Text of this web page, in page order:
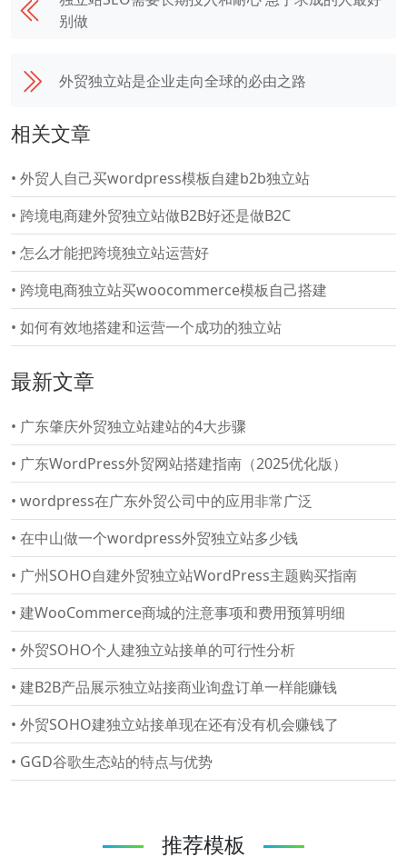
别做
外贸独立站是企业走向全球的必由之路
相关文章
• 外贸人自己买wordpress模板自建b2b独立站
• 跨境电商建外贸独立站做B2B好还是做B2C
• 怎么才能把跨境独立站运营好
• 跨境电商独立站买woocommerce模板自己搭建
• 如何有效地搭建和运营一个成功的独立站
最新文章
• 广东肇庆外贸独立站建站的4大步骤
• 广东WordPress外贸网站搭建指南（2025优化版）
• wordpress在广东外贸公司中的应用非常广泛
• 在中山做一个wordpress外贸独立站多少钱
• 广州SOHO自建外贸独立站WordPress主题购买指南
• 建WooCommerce商城的注意事项和费用预算明细
• 外贸SOHO个人建独立站接单的可行性分析
• 建B2B产品展示独立站接商业询盘订单一样能赚钱
• 外贸SOHO建独立站接单现在还有没有机会赚钱了
• GGD谷歌生态站的特点与优势
推荐模板